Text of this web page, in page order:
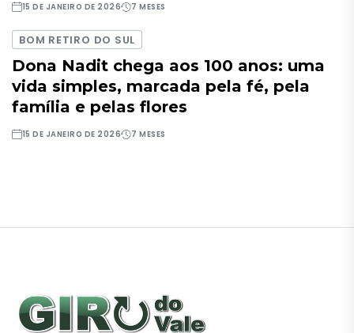
15 DE JANEIRO DE 2026 7 MESES
BOM RETIRO DO SUL
Dona Nadit chega aos 100 anos: uma
vida simples, marcada pela fé, pela
família e pelas flores
15 DE JANEIRO DE 2026 7 MESES